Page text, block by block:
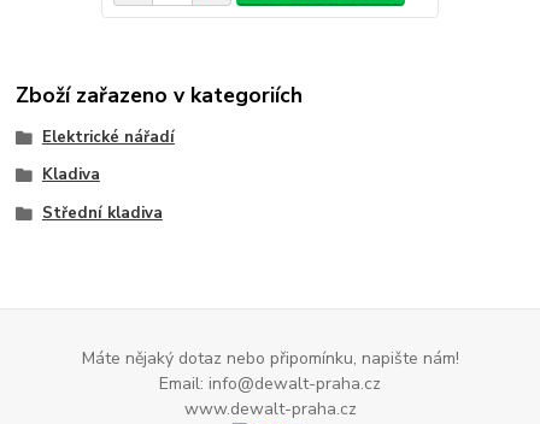
Zboží zařazeno v kategoriích
Elektrické nářadí
Kladiva
Střední kladiva
Máte nějaký dotaz nebo připomínku, napište nám!
Email: info@dewalt-praha.cz
www.dewalt-praha.cz